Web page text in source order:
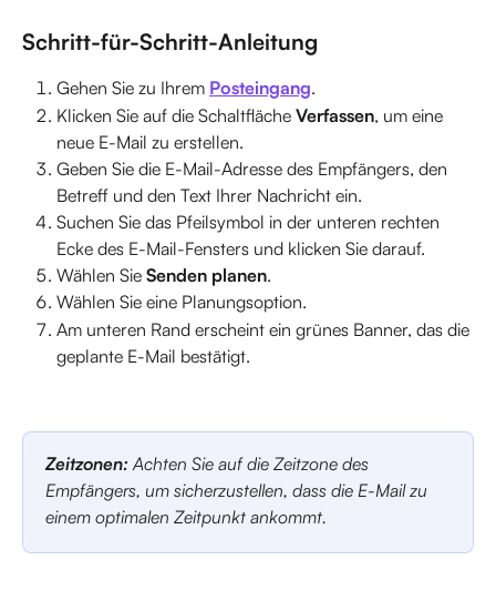
Schritt-für-Schritt-Anleitung
Gehen Sie zu Ihrem Posteingang.
Klicken Sie auf die Schaltfläche Verfassen, um eine
neue E-Mail zu erstellen.
Geben Sie die E-Mail-Adresse des Empfängers, den
Betreff und den Text Ihrer Nachricht ein.
Suchen Sie das Pfeilsymbol in der unteren rechten
Ecke des E-Mail-Fensters und klicken Sie darauf.
Wählen Sie Senden planen.
Wählen Sie eine Planungsoption.
Am unteren Rand erscheint ein grünes Banner, das die
geplante E-Mail bestätigt.
Zeitzonen: Achten Sie auf die Zeitzone des
Empfängers, um sicherzustellen, dass die E-Mail zu
einem optimalen Zeitpunkt ankommt.